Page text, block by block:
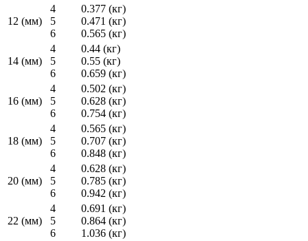
12 (мм)
4
5
6
0.377 (кг)
0.471 (кг)
0.565 (кг)
14 (мм)
4
5
6
0.44 (кг)
0.55 (кг)
0.659 (кг)
16 (мм)
4
5
6
0.502 (кг)
0.628 (кг)
0.754 (кг)
18 (мм)
4
5
6
0.565 (кг)
0.707 (кг)
0.848 (кг)
20 (мм)
4
5
6
0.628 (кг)
0.785 (кг)
0.942 (кг)
22 (мм)
4
5
6
0.691 (кг)
0.864 (кг)
1.036 (кг)